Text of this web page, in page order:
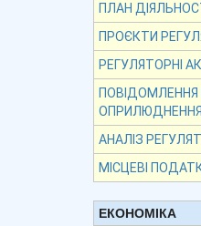
ПЛАН
ПРОЄКТИ
РЕГУЛЯТОРНІ
ПОВІДОМЛЕННЯ
ОПРИЛЮДНЕННЯ
АНАЛІЗ
МІСЦЕВІ
ЕКОНОМІКА